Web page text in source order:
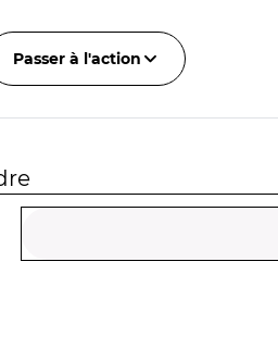
Passer à l'action